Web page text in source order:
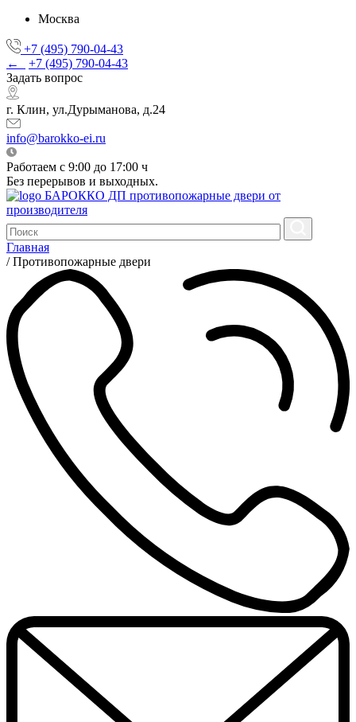
Москва
+7 (495) 790-04-43
←
+7 (495) 790-04-43
Задать вопрос
г. Клин, ул.Дурыманова, д.24
info@barokko-ei.ru
Работаем с 9:00 до 17:00 ч
Без перерывов и выходных.
БАРОККО ДП противопожарные двери от
производителя
Главная
/ Противопожарные двери